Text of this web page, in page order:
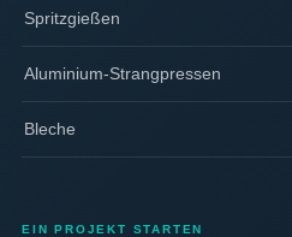
Spritzgießen
Aluminium-Strangpressen
Bleche
EIN PROJEKT STARTEN